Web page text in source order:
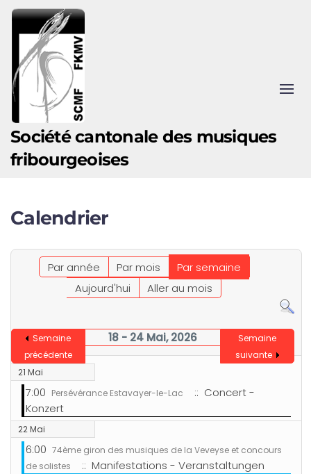
Accéder au contenu principal
Société cantonale des musiques
fribourgeoises
Calendrier
Par année Par mois
Par semaine
Aujourd'hui
Aller au mois
Semaine
précédente
18 - 24 Mai, 2026
Semaine
suivante
21 Mai
7:00 Persévérance Estavayer-le-Lac
:: Concert -
Konzert
22 Mai
6:00 74ème giron des musiques de la Veveyse et concours
de solistes
:: Manifestations - Veranstaltungen